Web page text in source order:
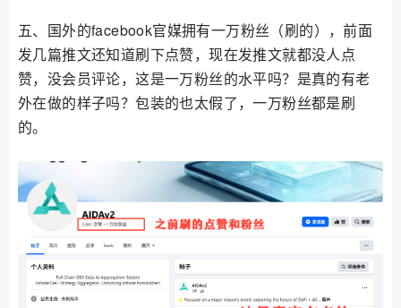
五、国外的facebook官媒拥有一万粉丝（刷的），前面
发几篇推文还知道刷下点赞，现在发推文就都没人点
赞，没会员评论，这是一万粉丝的水平吗？是真的有老
外在做的样子吗？包装的也太假了，一万粉丝都是刷
的。